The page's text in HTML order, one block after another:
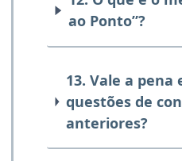
ao Ponto”?
13. Vale a pena
questões de
anteriores?